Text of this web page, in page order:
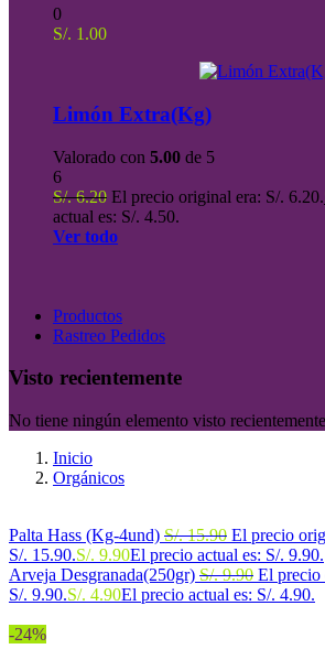
0
S/. 1.00
Limón Extra(Kg)
Valorado con 5.00 de 5
6
S/.6.20 El precio original era: S/. 6.20.
actual es: S/. 4.50.
Ver todo
Productos
Rastreo Pedidos
Visto recientemente
No tiene ningún elemento visto
Inicio
Orgánicos
Palta Hass (Kg-4und) S/.15.90 El precio
S/. 15.90.S/. 9.90El precio actual es: S/. 9.90.
Arveja Desgranada(250gr) S/.9.90 El precio
S/. 9.90.S/. 4.90El precio actual es: S/. 4.90.
-24%